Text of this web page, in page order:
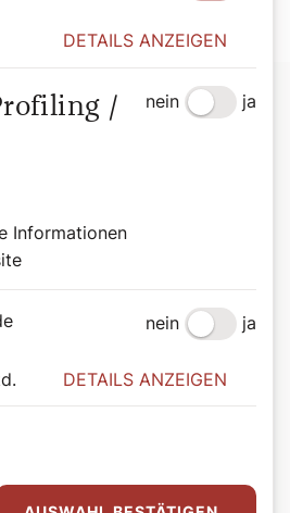
lehrte Pastoraltheologie an
DETAILS ANZEIGEN
/
Informationen
nein ja
nein ja
DETAILS ANZEIGEN